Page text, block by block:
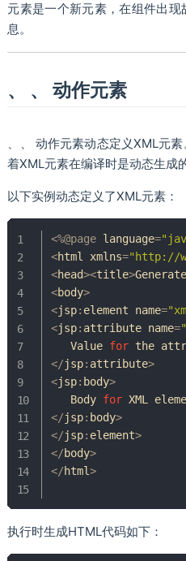
元素是一个新元素，在组件出
息。
、 、 动作元素
、、 动作元素动态定义XML元
着XML元素在编译时是动态生成
以下实例动态定义了XML元素：
<%@page language=
<html xmlns="http://
<head><title>Generate
<body>
<jsp: element name=
<jsp: attribute name=
Value for
</jsp: attribute>
<jsp: body>
Body for
</jsp: body>
</jsp: element>
</body>
</html>
执行时生成HTML代码如下：